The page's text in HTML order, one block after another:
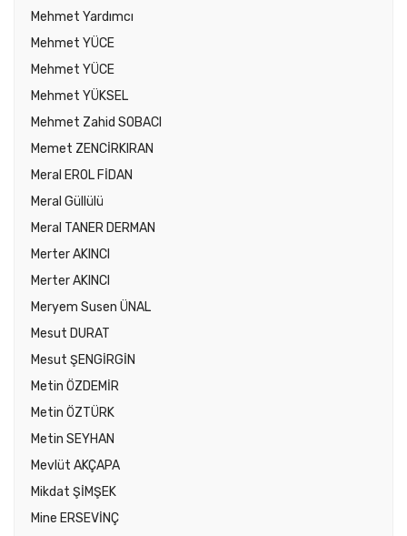
Mehmet Yardımcı
Mehmet YÜCE
Mehmet YÜCE
Mehmet YÜKSEL
Mehmet Zahid SOBACI
Memet ZENCİRKIRAN
Meral EROL FİDAN
Meral Güllülü
Meral TANER DERMAN
Merter AKINCI
Merter AKINCI
Meryem Susen ÜNAL
Mesut DURAT
Mesut ŞENGİRGİN
Metin ÖZDEMİR
Metin ÖZTÜRK
Metin SEYHAN
Mevlüt AKÇAPA
Mikdat ŞİMŞEK
Mine ERSEVİNÇ